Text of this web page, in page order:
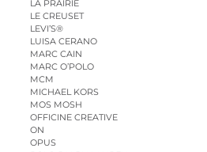
LA PRAIRIE
LE CREUSET
LEVI’S®
LUISA CERANO
MARC CAIN
MARC O’POLO
MCM
MICHAEL KORS
MOS MOSH
OFFICINE CREATIVE
ON
OPUS